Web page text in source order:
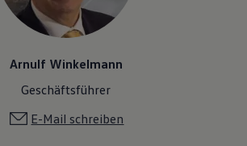
Arnulf Winkelmann
Geschäftsführer
E-Mail schreiben